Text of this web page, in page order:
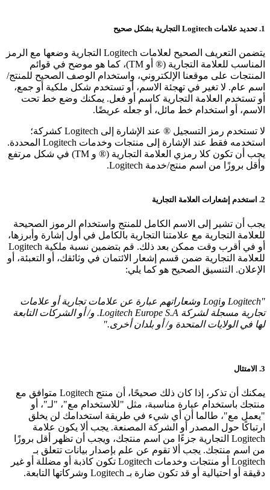
1. تحديد علامات Logitech التجارية بشكل صحيح
يتضمن التعريف الصحيح لعلامات Logitech التجارية وضعها مع الرمز
المناسب للعلامة التجارية (® أو TM)، كما هو موضح في قوائم
المنتجات على موقعنا الإلكتروني، واستخدام الوصف الصحيح للمنتج/
اسم عام. لا تغير في تهجئة الاسم، أو تستخدم شكل ملكية أو جمع،
أو تستخدم العلامة التجارية كاسم أو فعل. يمكنك وضع خط تحت
الاسم، أو استخدام خط مائل، أو جعله عريضًا.
لا تستخدم رمز التسجيل ® عند الإشارة إلى Logitech كشركة؛
استخدمه فقط عند الإشارة إلى منتجات وخدمات Logitech المحددة.
يجب أن تكون كلا رمزي العلامة التجارية (® و TM) في شكل مرتفع
وأقل بروزًا من اسم منتج/خدمة Logitech.
2. استخدم إشعارات العلامة التجارية
يجب أن تشير إلى الاسم الكامل للمنتج واستخدام الرموز الصحيحة
للعلامة التجارية مع علامتنا التجارية بالكامل في أول إشارة وأبرزها،
أو في أقرب وقت ممكن بعد ذلك. قم بتضمين نسبة ملكية Logitech
للعلامة التجارية ضمن قسم إشعار الائتمان في وثائقك، أو التعبئة، أو
الإعلان. التنسيق الصحيح هو كما يلي:
"Logitech وLogi وشعاراتهم عبارة عن علامات تجارية أو علامات
تجارية مسجلة لشركة Logitech Europe S.A. و/ أو الشركات التابعة
لها في الولايات المتحدة و/ أو بلدان أخرى."
3. الامتثال
يمكنك أن تذكر، إذا كان ذلك صحيحًا، أن منتج Logitech متوافق مع
منتجك باستخدام عبارة مناسبة، مثل "للاستخدام مع"، "لـ"، أو
"يعمل مع"، طالما أن أي شيء في طريقة استخدامك لن يخلق
ارتباكًا حول المصدر أو الشركة المصنعة. يجب ألا يكون علامة
Logitech التجارية جزءًا من اسم منتجك، ويجب أن تظهر أقل بروزًا
من اسم منتجك. يجب ألا تقوم عن علم بإصدار بيانات تتعلق بـ
Logitech أو منتجات وخدمات Logitech تكون كاذبة أو مضللة أو غير
دقيقة أو احتيالية أو قد تكون ضارة بـ Logitech وشركاتها التابعة.